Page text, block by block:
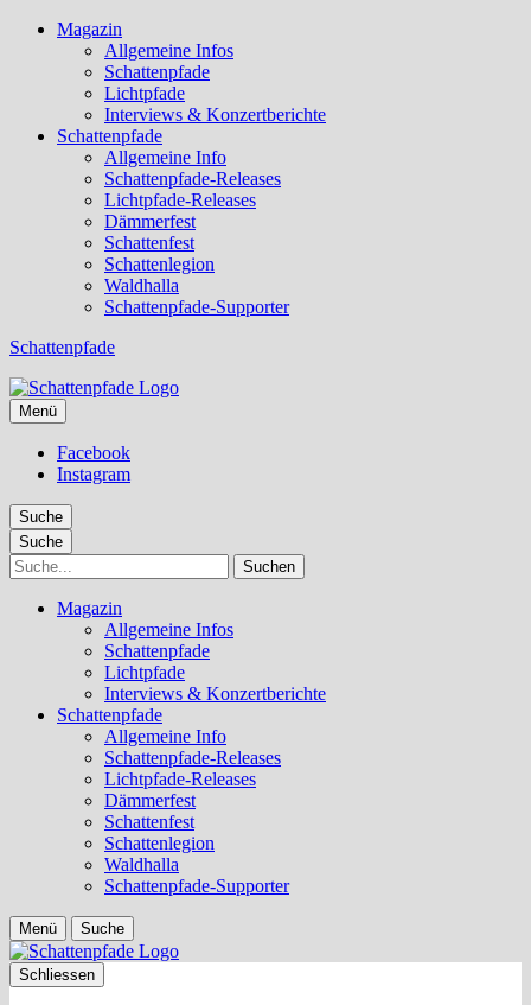
Magazin
Allgemeine Infos
Schattenpfade
Lichtpfade
Interviews & Konzertberichte
Schattenpfade
Allgemeine Info
Schattenpfade-Releases
Lichtpfade-Releases
Dämmerfest
Schattenfest
Schattenlegion
Waldhalla
Schattenpfade-Supporter
Schattenpfade
Menü
Facebook
Instagram
Suche
Suche
Suche
Magazin
Allgemeine Infos
Schattenpfade
Lichtpfade
Interviews & Konzertberichte
Schattenpfade
Allgemeine Info
Schattenpfade-Releases
Lichtpfade-Releases
Dämmerfest
Schattenfest
Schattenlegion
Waldhalla
Schattenpfade-Supporter
Menü Suche
Schliessen